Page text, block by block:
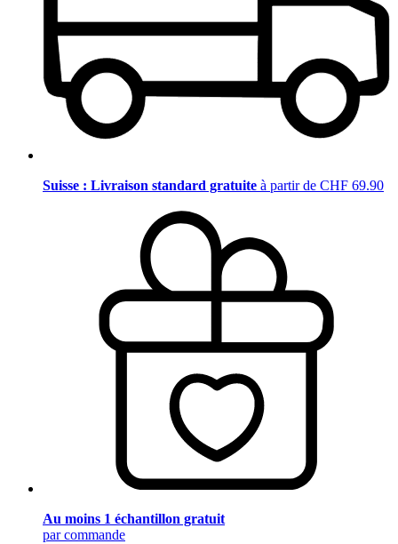
Suisse : Livraison standard gratuite à partir de CHF 69.90
Au moins 1 échantillon gratuit
par commande